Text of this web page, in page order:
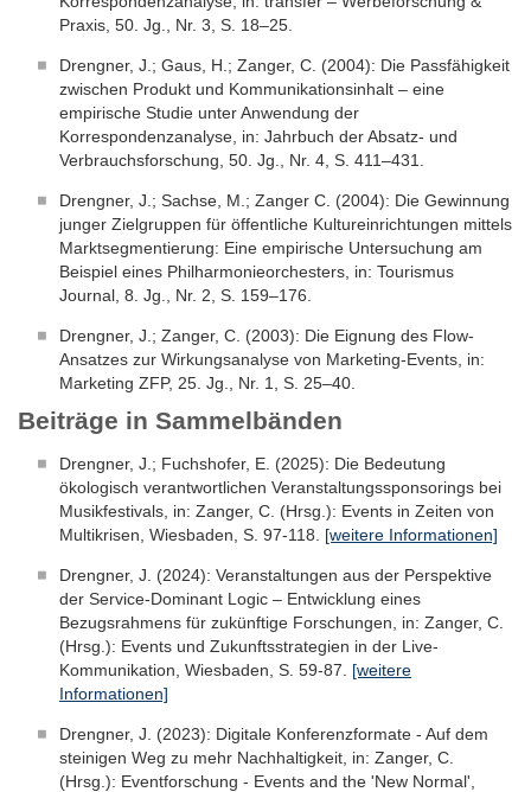
Praxis, 50. Jg., Nr. 3, S. 18–25.
Drengner, J.; Gaus, H.; Zanger, C. (2004): Die Passfähigkeit
zwischen Produkt und Kommunikationsinhalt – eine
empirische Studie unter Anwendung der
Korrespondenzanalyse, in: Jahrbuch der Absatz- und
Verbrauchsforschung, 50. Jg., Nr. 4, S. 411–431.
Drengner, J.; Sachse, M.; Zanger C. (2004): Die Gewinnung
junger Zielgruppen für öffentliche Kultureinrichtungen mittels
Marktsegmentierung: Eine empirische Untersuchung am
Beispiel eines Philharmonieorchesters, in: Tourismus
Journal, 8. Jg., Nr. 2, S. 159–176.
Drengner, J.; Zanger, C. (2003): Die Eignung des Flow-
Ansatzes zur Wirkungsanalyse von Marketing-Events, in:
Marketing ZFP, 25. Jg., Nr. 1, S. 25–40.
Beiträge in Sammelbänden
Drengner, J.; Fuchshofer, E. (2025): Die Bedeutung
ökologisch verantwortlichen Veranstaltungssponsorings bei
Musikfestivals, in: Zanger, C. (Hrsg.): Events in Zeiten von
Multikrisen, Wiesbaden, S. 97-118. [weitere Informationen]
Drengner, J. (2024): Veranstaltungen aus der Perspektive
der Service-Dominant Logic – Entwicklung eines
Bezugsrahmens für zukünftige Forschungen, in: Zanger, C.
(Hrsg.): Events und Zukunftsstrategien in der Live-
Kommunikation, Wiesbaden, S. 59-87. [weitere
Informationen]
Drengner, J. (2023): Digitale Konferenzformate - Auf dem
steinigen Weg zu mehr Nachhaltigkeit, in: Zanger, C.
(Hrsg.): Eventforschung - Events and the 'New Normal',